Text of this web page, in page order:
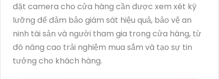
đặt camera cho cửa hàng cần được xem xét kỹ
lưỡng để đảm bảo giám sát hiệu quả, bảo vệ an
ninh tài sản và người tham gia trong cửa hàng, từ
đó nâng cao trải nghiệm mua sắm và tạo sự tin
tưởng cho khách hàng.